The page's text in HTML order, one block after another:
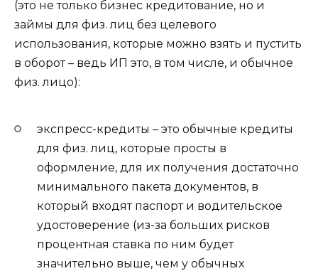
(это не только бизнес кредитование, но и
займы для физ. лиц без целевого
использования, которые можно взять и пустить
в оборот – ведь ИП это, в том числе, и обычное
физ. лицо):
экспресс-кредиты – это обычные кредиты
для физ. лиц, которые просты в
оформление, для их получения достаточно
минимального пакета документов, в
который входят паспорт и водительское
удостоверение (из-за больших рисков
процентная ставка по ним будет
значительно выше, чем у обычных